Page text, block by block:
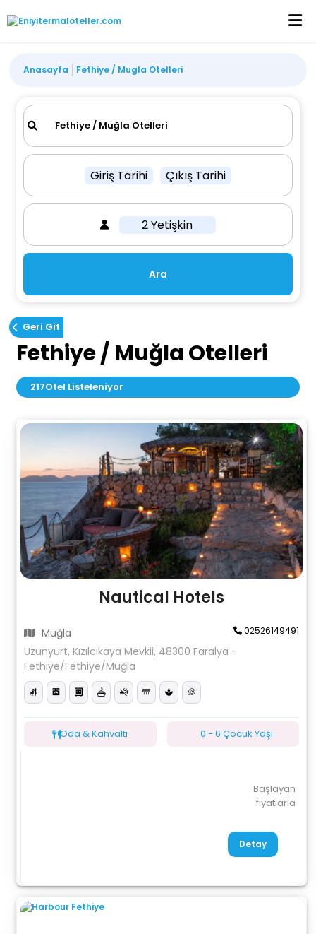
Anasayfa Fethiye / Mugla Otelleri
Giriş Tarihi Çıkış Tarihi
2 Yetişkin
Ara
Geri Git
Fethiye / Muğla Otelleri
217Otel Listeleniyor
Nautical Hotels
Muğla 02526149491
Uzunyurt, Kızılcıkaya Mevkii, 48300 Faralya -
Fethiye/Fethiye/Muğla
Oda & Kahvaltı 0 - 6 Çocuk Yaşı
Başlayan
fiyatlarla
Detay